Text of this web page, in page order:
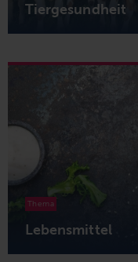
Tiergesundheit
Lebensmittel
Thema